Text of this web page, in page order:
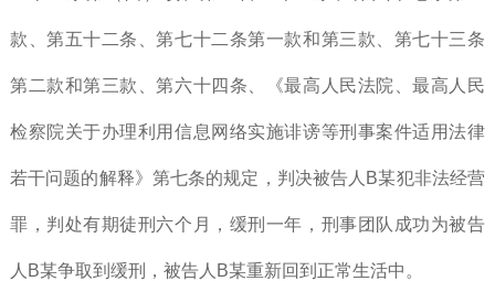
款、第五十二条、第七十二条第一款和第三款、第七十三条
第二款和第三款、第六十四条、《最高人民法院、最高人民
检察院关于办理利用信息网络实施诽谤等刑事案件适用法律
若干问题的解释》第七条的规定，判决被告人B某犯非法经营
罪，判处有期徒刑六个月，缓刑一年，刑事团队成功为被告
人B某争取到缓刑，被告人B某重新回到正常生活中。